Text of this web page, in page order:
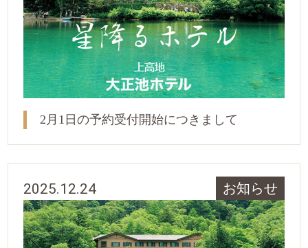
2月1日の予約受付開始につきまして
2025.12.24 お知らせ